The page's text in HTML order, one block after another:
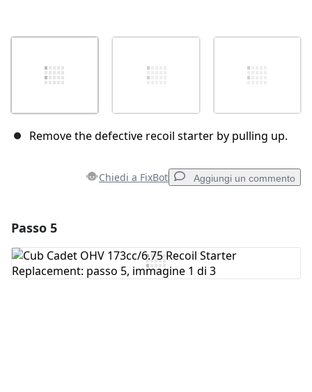
Remove the defective recoil starter by pulling up.
Chiedi a FixBot Aggiungi un commento
Aggiungi Commento
Passo 5